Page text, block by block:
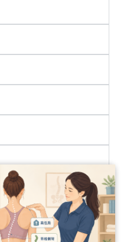
：前鋸肌
坐就是一整天？
✨孕婦友善！三個動作幫您和寶寶變健康 #孕婦運動 #物理治療 #健康孕期 #孕媽咪 #懷孕 #孕婦 #台北小巨蛋 #連邦物理治療所 0:14
！ 0:28
用？ 0:41
一日不按摩便覺面目可憎？治療師讓你知道運動按摩的重要性！ 0:27